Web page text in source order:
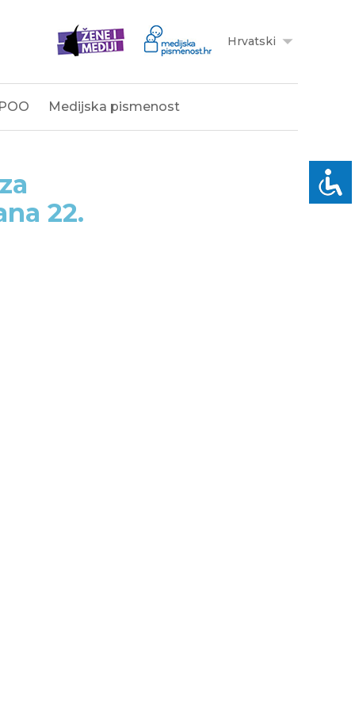
Hrvatski
Medijska pismenost
22.